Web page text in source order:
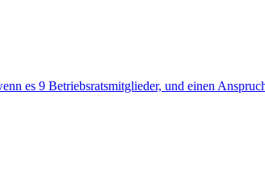
es 9 Betriebsratsmitglieder, und einen